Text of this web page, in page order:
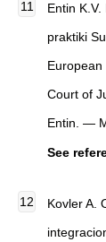
Entin
praktiki
Court of
Entin. —
See
Kovler A.